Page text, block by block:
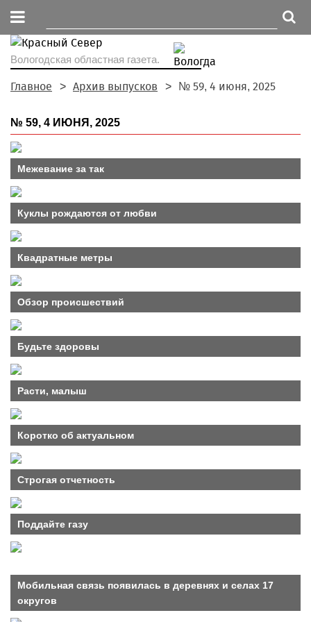
Вологодская областная газета.
Главное Архив выпусков № 59, 4 июня, 2025
№ 59, 4 ИЮНЯ, 2025
Межевание за так
Куклы рождаются от любви
Квадратные метры
Обзор происшествий
Будьте здоровы
Расти, малыш
Коротко об актуальном
Строгая отчетность
Поддайте газу
Мобильная связь появилась в деревнях и селах 17
округов